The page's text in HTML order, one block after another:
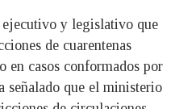
y legislativo que
de cuarentenas
en casos conformados por
señalado que el ministerio